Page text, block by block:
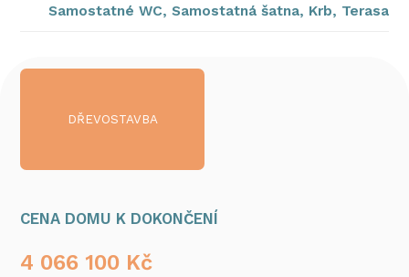
Samostatné WC, Samostatná šatna, Krb, Terasa
DŘEVOSTAVBA
CENA DOMU K DOKONČENÍ
4 066 100 Kč